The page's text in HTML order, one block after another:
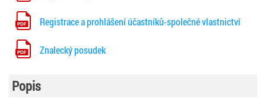
Registrace a prohlášení účastníků-společné vlastnictví
Znalecký posudek
Popis